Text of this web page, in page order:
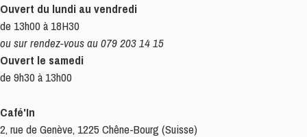
Ouvert du lundi au vendredi
de 13h00 à 18H30
ou sur rendez-vous au 079 203 14 15
Ouvert le samedi
de 9h30 à 13h00
Café'In
2, rue de Genève, 1225 Chêne-Bourg (Suisse)